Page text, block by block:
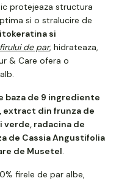
protejeaza structura
si o stralucire de
si
de par, hidrateaza,
& Care ofera o
baza de 9 ingrediente
extract din frunza de
verde, radacina de
de Cassia Angustifolia
de Musetel.
firele de par albe,